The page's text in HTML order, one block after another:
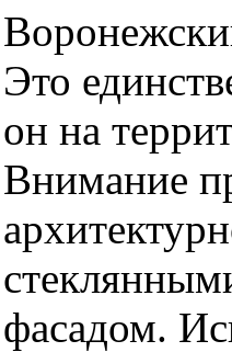
Это
он на
Внимание
фасадом.